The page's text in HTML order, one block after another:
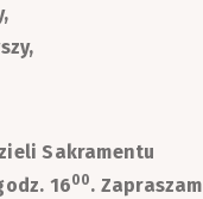
Sakramentu
1600. Zapraszam